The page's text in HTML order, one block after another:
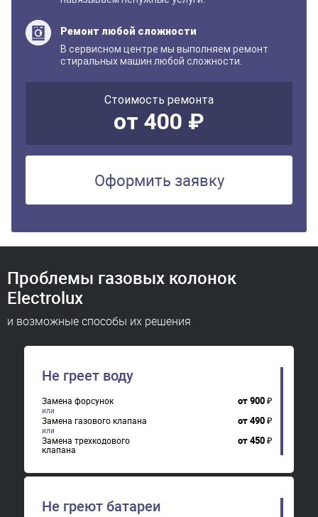
Ремонт любой сложности
В сервисном центре мы выполняем ремонт
стиральных машин любой сложности.
Стоимость ремонта
от 400 ₽
Оформить заявку
Проблемы газовых колонок
Electrolux
и возможные способы их решения
Не греет воду
Замена форсунок от900₽
Замена газового клапана от490₽
Замена трехкодового
клапана
от450₽
Не греют батареи